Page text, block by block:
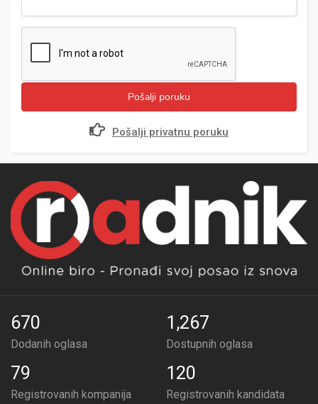
Pošalji poruku
Pošalji privatnu poruku
670
Dodanih oglasa
1,267
Dostupnih oglasa
79
Registrovanih kompanija
120
Registrovanih kandidata